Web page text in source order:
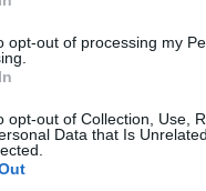
opt-out of processing my
opt-out of Collection, Use,
Data that Is
Ennio Capasa
tv), Max Collini
Costantino della
(cantante), Elisa
di produzione),
Fonte (attore),